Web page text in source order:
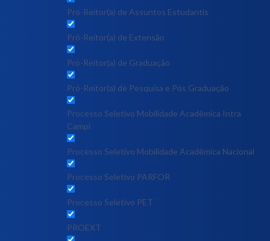
Pró-Reitor(a) de Assuntos Estudantis
Pró-Reitor(a) de Extensão
Pró-Reitor(a) de Graduação
Pró-Reitor(a) de Pesquisa e Pós Graduação
Processo Seletivo Mobilidade Acadêmica Intra
Campi
Processo Seletivo Mobilidade Acadêmica Nacional
Processo Seletivo PARFOR
Processo Seletivo PET
PROEXT